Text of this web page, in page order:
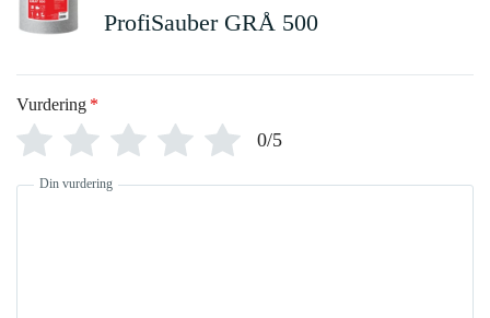
ProfiSauber GRÅ 500
Vurdering *
0/5
Din vurdering